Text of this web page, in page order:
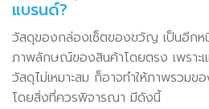
แบรนด์?
วัสดุของกล่องเซ็ตของขวัญ เป็นอีก
ภาพลักษณ์ของสินค้าโดยตรง เพราะ
วัสดุไม่เหมาะสม ก็อาจทำให้ภาพรวม
โดยสิ่งที่ควรพิจารณา มีดังนี้